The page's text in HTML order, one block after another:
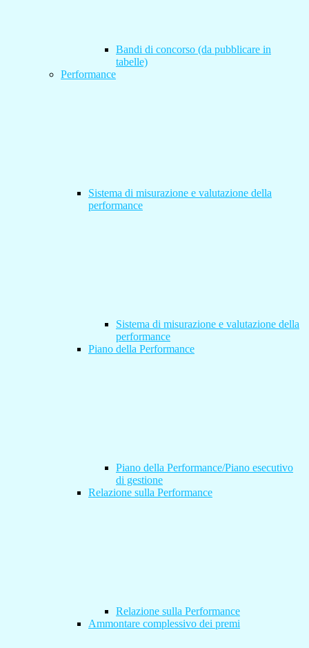
Bandi di concorso (da pubblicare in
tabelle)
Performance
Sistema di misurazione e valutazione della
performance
Sistema di misurazione e valutazione della
performance
Piano della Performance
Piano della Performance/Piano esecutivo
di gestione
Relazione sulla Performance
Relazione sulla Performance
Ammontare complessivo dei premi